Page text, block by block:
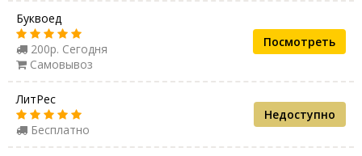
Буквоед
200р. Сегодня
Самовывоз
Посмотреть
ЛитРес
Бесплатно
Недоступно